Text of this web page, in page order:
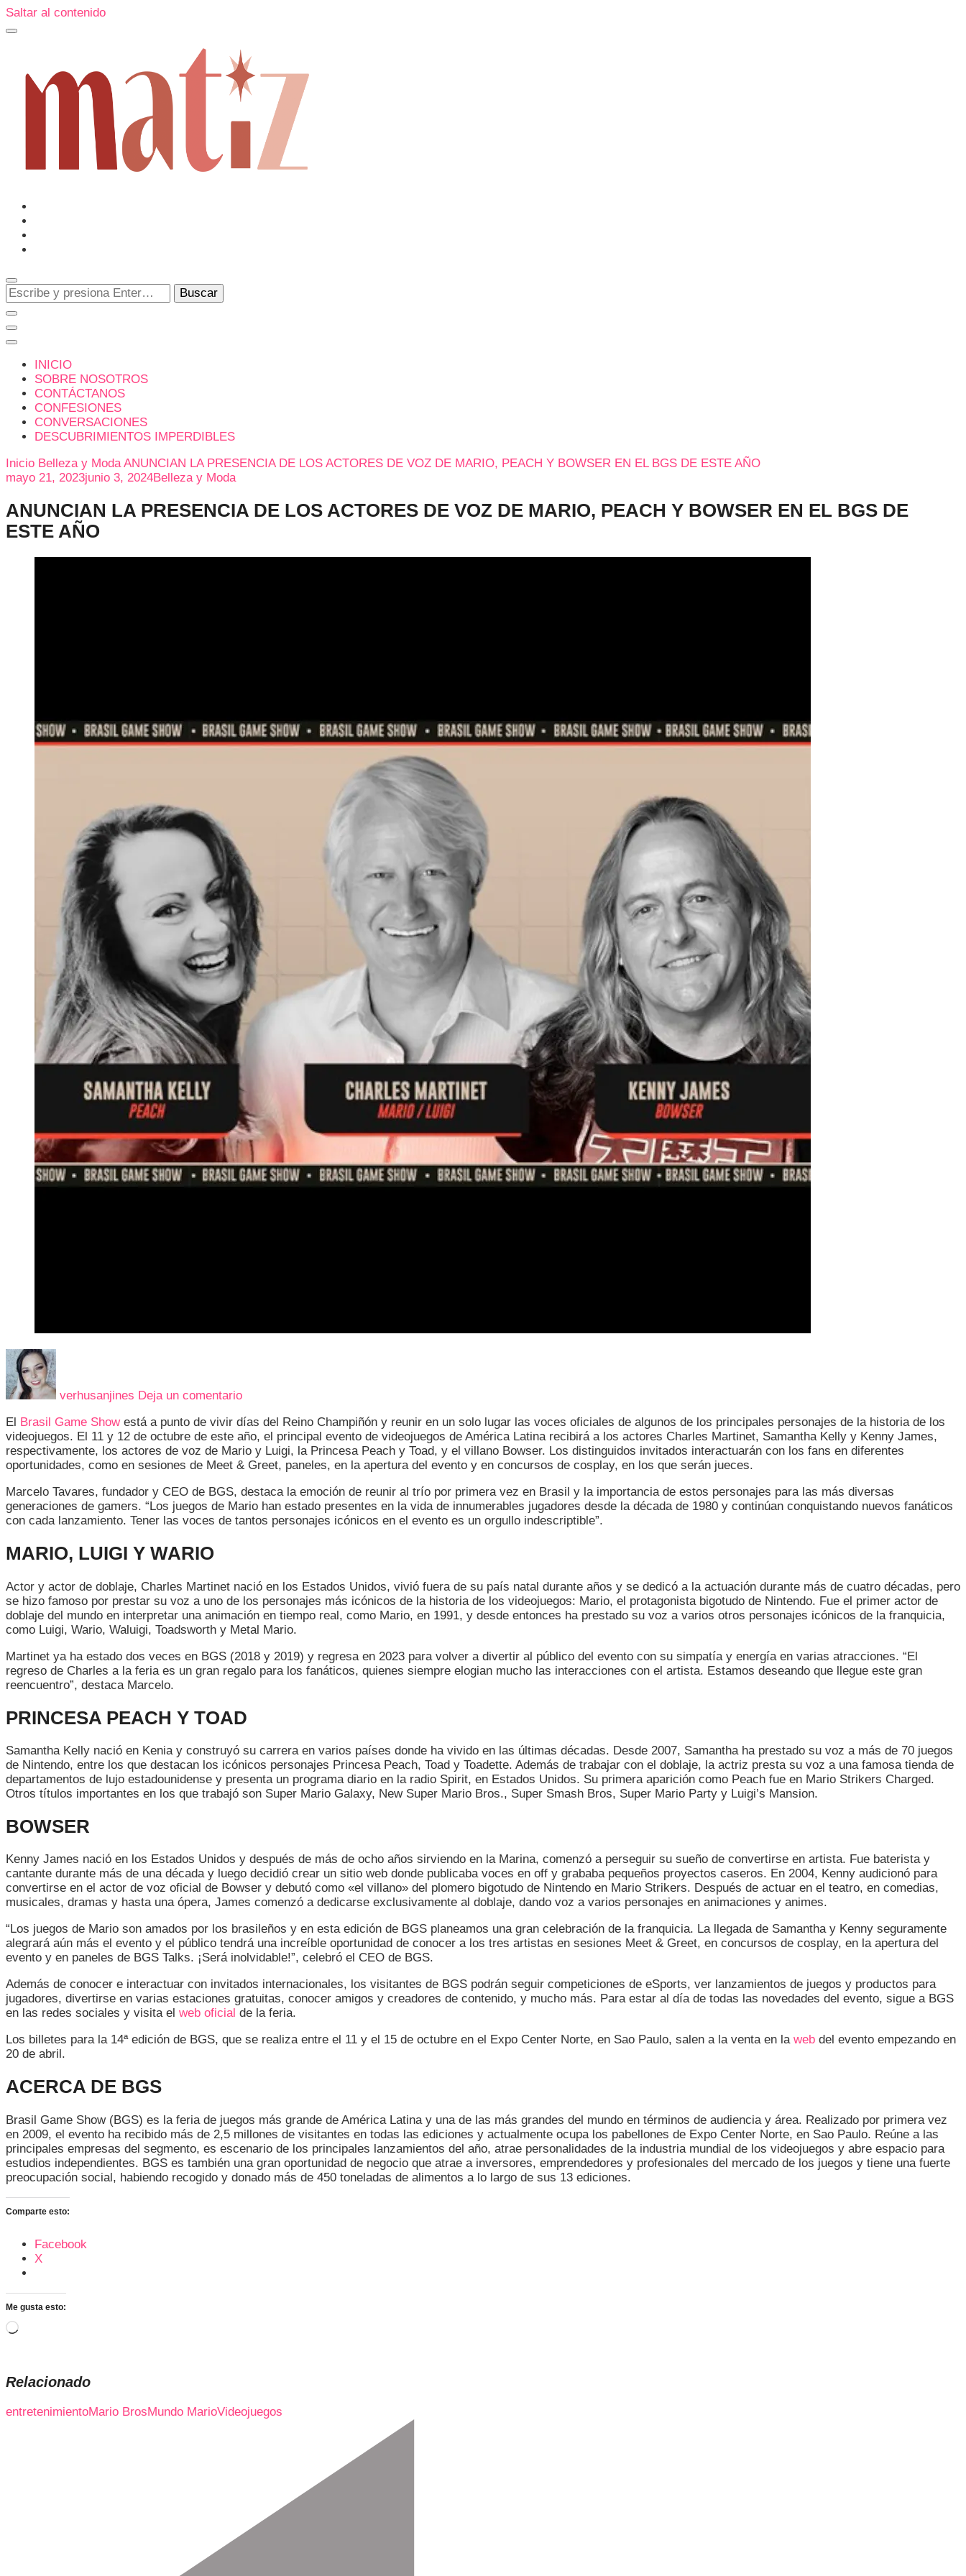
Saltar al contenido
Matiz
Un espacio editorial donde pongo en palabras aquello que muchos sentimos y pocos sabemos cómo explicar y donde también compartiré contigo las cosas que me conmueven,
me sorprenden o creo que merecen ser descubiertas.
¿Buscas
algo?
INICIO
SOBRE NOSOTROS
CONTÁCTANOS
CONFESIONES
CONVERSACIONES
DESCUBRIMIENTOS IMPERDIBLES
Inicio Belleza y ModaANUNCIAN LA PRESENCIA DE LOS ACTORES DE VOZ DE MARIO, PEACH Y BOWSER EN EL BGS DE ESTE AÑO
mayo 21, 2023junio 3, 2024Belleza y Moda
ANUNCIAN LA PRESENCIA DE LOS ACTORES DE VOZ DE MARIO, PEACH Y BOWSER EN EL BGS DE
ESTE AÑO
verhusanjines Deja un comentarioPRESENCIA
LOS
ACTORES
DE
VOZ
DE
MARIO,
PEACH
Y
BGS
DE
ESTE
AÑO
El Brasil Game Showestá a punto de vivir días del Reino Champiñón y reunir en un solo lugar las voces oficiales de algunos de los principales personajes de la historia de los
videojuegos. El 11 y 12 de octubre de este año, el principal evento de videojuegos de América Latina recibirá a los actores Charles Martinet, Samantha Kelly y Kenny James,
respectivamente, los actores de voz de Mario y Luigi, la Princesa Peach y Toad, y el villano Bowser. Los distinguidos invitados interactuarán con los fans en diferentes
oportunidades, como en sesiones de Meet & Greet, paneles, en la apertura del evento y en concursos de cosplay, en los que serán jueces.
Marcelo Tavares, fundador y CEO de BGS, destaca la emoción de reunir al trío por primera vez en Brasil y la importancia de estos personajes para las más diversas
generaciones de gamers. “Los juegos de Mario han estado presentes en la vida de innumerables jugadores desde la década de 1980 y continúan conquistando nuevos fanáticos
con cada lanzamiento. Tener las voces de tantos personajes icónicos en el evento es un orgullo indescriptible”.
MARIO, LUIGI Y WARIO
Actor y actor de doblaje, Charles Martinet nació en los Estados Unidos, vivió fuera de su país natal durante años y se dedicó a la actuación durante más de cuatro décadas, pero
se hizo famoso por prestar su voz a uno de los personajes más icónicos de la historia de los videojuegos: Mario, el protagonista bigotudo de Nintendo. Fue el primer actor de
doblaje del mundo en interpretar una animación en tiempo real, como Mario, en 1991, y desde entonces ha prestado su voz a varios otros personajes icónicos de la franquicia,
como Luigi, Wario, Waluigi, Toadsworth y Metal Mario.
Martinet ya ha estado dos veces en BGS (2018 y 2019) y regresa en 2023 para volver a divertir al público del evento con su simpatía y energía en varias atracciones. “El
regreso de Charles a la feria es un gran regalo para los fanáticos, quienes siempre elogian mucho las interacciones con el artista. Estamos deseando que llegue este gran
reencuentro”, destaca Marcelo.
PRINCESA PEACH Y TOAD
Samantha Kelly nació en Kenia y construyó su carrera en varios países donde ha vivido en las últimas décadas. Desde 2007, Samantha ha prestado su voz a más de 70 juegos
de Nintendo, entre los que destacan los icónicos personajes Princesa Peach, Toad y Toadette. Además de trabajar con el doblaje, la actriz presta su voz a una famosa tienda de
departamentos de lujo estadounidense y presenta un programa diario en la radio Spirit, en Estados Unidos. Su primera aparición como Peach fue en Mario Strikers Charged.
Otros títulos importantes en los que trabajó son Super Mario Galaxy, New Super Mario Bros., Super Smash Bros, Super Mario Party y Luigi’s Mansion.
BOWSER
Kenny James nació en los Estados Unidos y después de más de ocho años sirviendo en la Marina, comenzó a perseguir su sueño de convertirse en artista. Fue baterista y
cantante durante más de una década y luego decidió crear un sitio web donde publicaba voces en off y grababa pequeños proyectos caseros. En 2004, Kenny audicionó para
convertirse en el actor de voz oficial de Bowser y debutó como «el villano» del plomero bigotudo de Nintendo en Mario Strikers. Después de actuar en el teatro, en comedias,
musicales, dramas y hasta una ópera, James comenzó a dedicarse exclusivamente al doblaje, dando voz a varios personajes en animaciones y animes.
“Los juegos de Mario son amados por los brasileños y en esta edición de BGS planeamos una gran celebración de la franquicia. La llegada de Samantha y Kenny seguramente
alegrará aún más el evento y el público tendrá una increíble oportunidad de conocer a los tres artistas en sesiones Meet & Greet, en concursos de cosplay, en la apertura del
evento y en paneles de BGS Talks. ¡Será inolvidable!”, celebró el CEO de BGS.
Además de conocer e interactuar con invitados internacionales, los visitantes de BGS podrán seguir competiciones de eSports, ver lanzamientos de juegos y productos para
jugadores, divertirse en varias estaciones gratuitas, conocer amigos y creadores de contenido, y mucho más. Para estar al día de todas las novedades del evento, sigue a BGS
en las redes sociales y visita el web oficial de la feria.
Los billetes para la 14ª edición de BGS, que se realiza entre el 11 y el 15 de octubre en el Expo Center Norte, en Sao Paulo, salen a la venta en la web del evento empezando en
20 de abril.
ACERCA DE BGS
Brasil Game Show (BGS) es la feria de juegos más grande de América Latina y una de las más grandes del mundo en términos de audiencia y área. Realizado por primera vez
en 2009, el evento ha recibido más de 2,5 millones de visitantes en todas las ediciones y actualmente ocupa los pabellones de Expo Center Norte, en Sao Paulo. Reúne a las
principales empresas del segmento, es escenario de los principales lanzamientos del año, atrae personalidades de la industria mundial de los videojuegos y abre espacio para
estudios independientes. BGS es también una gran oportunidad de negocio que atrae a inversores, emprendedores y profesionales del mercado de los juegos y tiene una fuerte
preocupación social, habiendo recogido y donado más de 450 toneladas de alimentos a lo largo de sus 13 ediciones.
Comparte esto:
Facebook
X
Me gusta esto:
Cargando...
Relacionado
entretenimientoMario BrosMundo MarioVideojuegos